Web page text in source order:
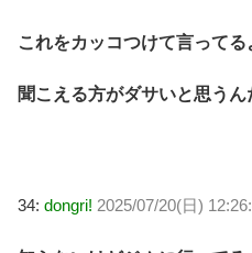
これをカッコつけて言ってる
聞こえる方がダサいと思うん
34: dongri! 2025/07/20(日)